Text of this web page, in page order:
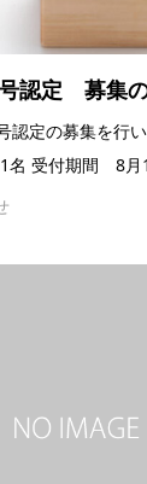
認定 募集
認定の募集を行
受付期間 8月1